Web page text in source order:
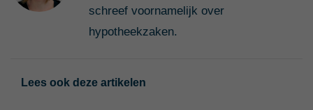
schreef voornamelijk over
hypotheekzaken.
Lees ook deze artikelen